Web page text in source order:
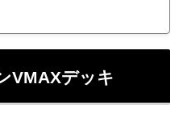
VMAXデッキ